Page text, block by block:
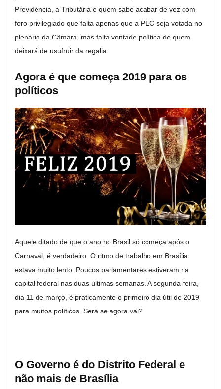
Previdência, a Tributária e quem sabe acabar de vez com
foro privilegiado que falta apenas que a PEC seja votada no
plenário da Câmara, mas falta vontade política de quem
deixará de usufruir da regalia.
Agora é que começa 2019 para os
políticos
Aquele ditado de que o ano no Brasil só começa após o
Carnaval, é verdadeiro. O ritmo de trabalho em Brasília
estava muito lento. Poucos parlamentares estiveram na
capital federal nas duas últimas semanas. A segunda-feira,
dia 11 de março, é praticamente o primeiro dia útil de 2019
para muitos políticos. Será se agora vai?
O Governo é do Distrito Federal e
não mais de Brasília